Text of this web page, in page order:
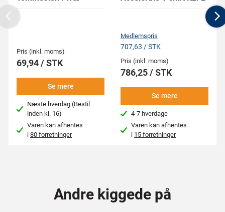
Pris (inkl. moms)
69,94 / STK
Se mere
Næste hverdag (Bestil
inden kl. 16)
Varen kan afhentes
i80 forretninger
Medlemspris
707,63 / STK
Pris (inkl. moms)
786,25 / STK
Se mere
4-7 hverdage
Varen kan afhentes
i 15 forretninger
Previous
Andre kiggede på